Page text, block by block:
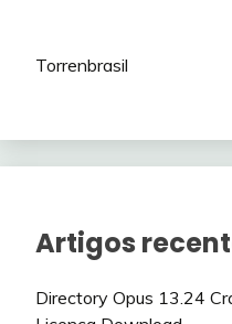
Torrenbrasil
Artigos
Directory Opus 13.24